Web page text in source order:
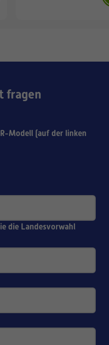
fragen
Modell (auf der linken
die Landesvorwahl